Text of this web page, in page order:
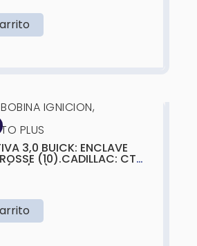
BOBINA IGNICION,
PLUS
3,0 BUICK: ENCLAVE
(10).CADILLAC: CTS
08).GMC: ACADIA
EQUINOX